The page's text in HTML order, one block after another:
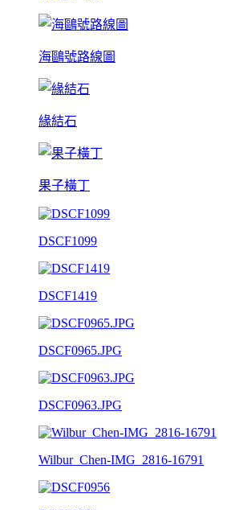
海鷗號路線圖
緣結石
果子橫丁
DSCF1099
DSCF1419
DSCF0965.JPG
DSCF0963.JPG
Wilbur_Chen-IMG_2816-16791